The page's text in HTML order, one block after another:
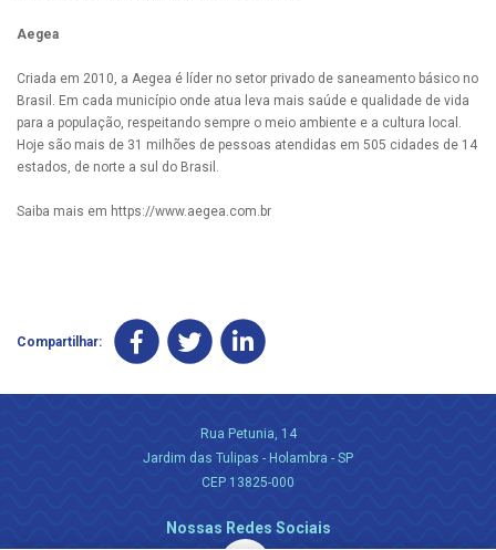
Aegea
Criada em 2010, a Aegea é líder no setor privado de saneamento básico no
Brasil. Em cada município onde atua leva mais saúde e qualidade de vida
para a população, respeitando sempre o meio ambiente e a cultura local.
Hoje são mais de 31 milhões de pessoas atendidas em 505 cidades de 14
estados, de norte a sul do Brasil.
Saiba mais em https://www.aegea.com.br
Compartilhar:
Rua Petunia, 14
Jardim das Tulipas - Holambra - SP
CEP 13825-000
Nossas Redes Sociais